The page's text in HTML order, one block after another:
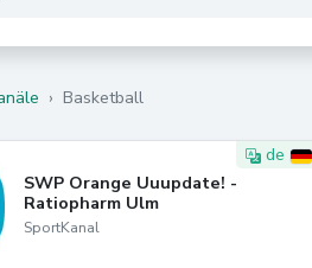
› Basketball
de
SWP Orange Uuupdate! -
Ratiopharm Ulm
SportKanal